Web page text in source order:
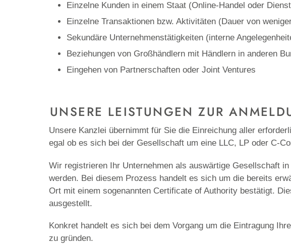
Einzelne Kunden in einem Staat (Online-Handel oder
Einzelne Transaktionen bzw. Aktivitäten (Dauer von
Sekundäre Unternehmenstätigkeiten (interne
Beziehungen von Großhändlern mit Händlern in anderen
Eingehen von Partnerschaften oder Joint Ventures
UNSERE LEISTUNGENZUR
Unsere Kanzlei übernimmt für Sie die Einreichung aller
egal ob es sich bei der Gesellschaft um eine LLC, LP oder C-
Wir registrieren Ihr Unternehmen als auswärtige Gesellschaft in
werden. Bei diesem Prozess handelt es sich um die bereits
Ort mit einem sogenannten Certificate of Authority bestätigt.
ausgestellt.
Konkret handelt es sich bei dem Vorgang um die Eintragung
zu gründen.